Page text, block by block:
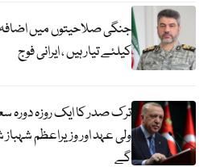
جنگی صلاحیتوں میں
کیلئے تیار ہیں ، ایرانی فوج
ترک صدر کا ایک روزہ دورہ
ولی عہد اور وزیراعظم
گے